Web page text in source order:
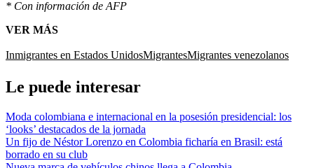
* Con información de AFP
VER MÁS
Inmigrantes en Estados UnidosMigrantesMigrantes venezolanos
Le puede interesar
Moda colombiana e internacional en la posesión presidencial: los
‘looks’ destacados de la jornada
Un fijo de Néstor Lorenzo en Colombia ficharía en Brasil: está
borrado en su club